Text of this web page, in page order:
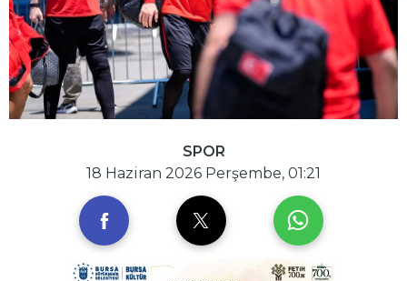
SPOR
18 Haziran 2026 Perşembe, 01:21